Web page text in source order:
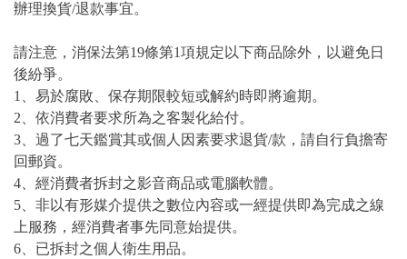
辦理換貨/退款事宜。
請注意，消保法第19條第1項規定以下商品除外，以避免日
後紛爭。
1、易於腐敗、保存期限較短或解約時即將逾期。
2、依消費者要求所為之客製化給付。
3、過了七天鑑賞其或個人因素要求退貨/款，請自行負擔寄
回郵資。
4、經消費者拆封之影音商品或電腦軟體。
5、非以有形媒介提供之數位內容或一經提供即為完成之線
上服務，經消費者事先同意始提供。
6、已拆封之個人衛生用品。